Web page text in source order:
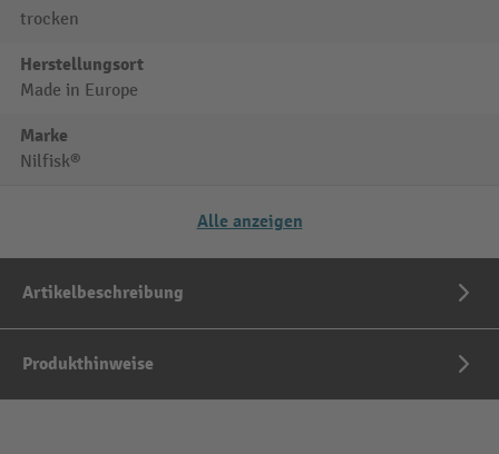
trocken
Herstellungsort
Made in Europe
Marke
Nilfisk®
Alle anzeigen
Artikelbeschreibung
Produkthinweise